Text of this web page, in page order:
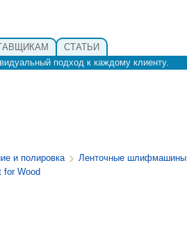
СТАТЬИ
подход к каждому клиенту.
и полировка Ленточные шлифмашины
Wood